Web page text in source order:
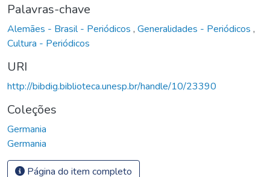
Palavras-chave
Alemães - Brasil - Periódicos , Generalidades - Periódicos ,
Cultura - Periódicos
URI
http://bibdig.biblioteca.unesp.br/handle/10/23390
Coleções
Germania
Germania
Página do item completo